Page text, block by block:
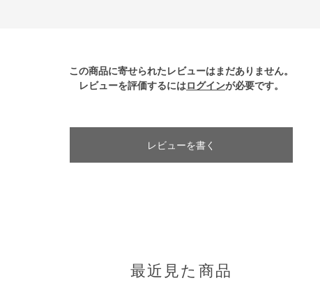
この商品に寄せられたレビューはまだありません。
レビューを評価するにはログインが必要です。
レビューを書く
最近見た商品